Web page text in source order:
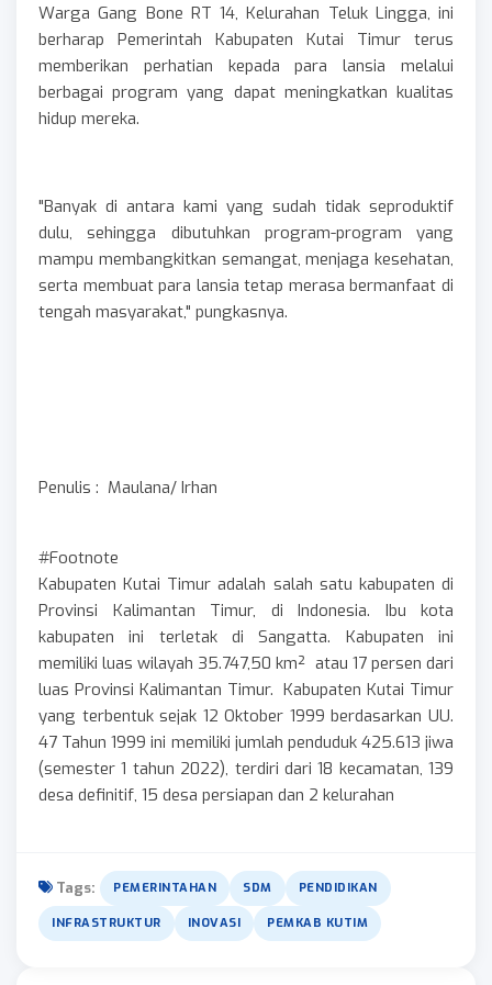
Warga Gang Bone RT 14, Kelurahan Teluk Lingga, ini
berharap Pemerintah Kabupaten Kutai Timur terus
memberikan perhatian kepada para lansia melalui
berbagai program yang dapat meningkatkan kualitas
hidup mereka.
"Banyak di antara kami yang sudah tidak seproduktif
dulu, sehingga dibutuhkan program-program yang
mampu membangkitkan semangat, menjaga kesehatan,
serta membuat para lansia tetap merasa bermanfaat di
tengah masyarakat," pungkasnya.
Penulis : Maulana/ Irhan
#Footnote
Kabupaten Kutai Timur adalah salah satu kabupaten di
Provinsi Kalimantan Timur, di Indonesia. Ibu kota
kabupaten ini terletak di Sangatta. Kabupaten ini
memiliki luas wilayah 35.747,50 km² atau 17 persen dari
luas Provinsi Kalimantan Timur. Kabupaten Kutai Timur
yang terbentuk sejak 12 Oktober 1999 berdasarkan UU.
47 Tahun 1999 ini memiliki jumlah penduduk 425.613 jiwa
(semester 1 tahun 2022), terdiri dari 18 kecamatan, 139
desa definitif, 15 desa persiapan dan 2 kelurahan
Tags: PEMERINTAHAN SDM PENDIDIKAN
INFRASTRUKTUR INOVASI PEMKAB KUTIM